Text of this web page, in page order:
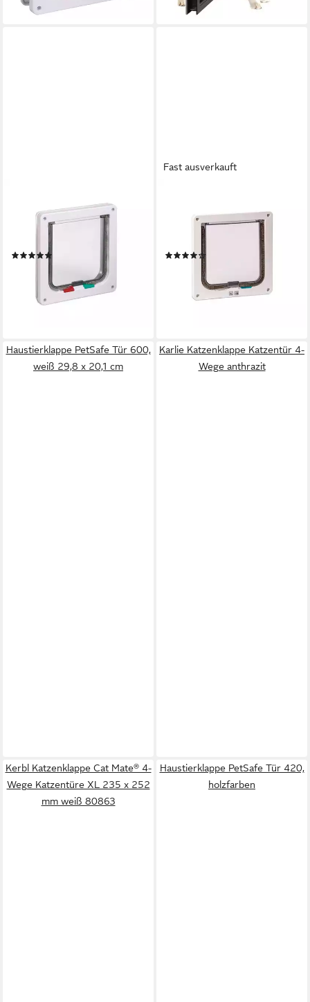
lieferbar - in 6-7 Werktagen bei dir
Katzenklappe Karlie Flamingo
Katzentür Porta 4-Wege-
Verschluss Farbe: Weiß
lieferbar - in 9-11 Werktagen bei
Fast ausverkauft
Katzentür Porta 2-Wege-
Verschluss Farbe: Weiß
ab 14,38 €
lieferbar - in 3-4 Werktagen bei dir
Haustierklappe PetSafe Tür 600,
weiß 29,8 x 20,1 cm
Karlie Katzenklappe Katzentür 4-
Wege anthrazit
Kerbl Katzenklappe Cat Mate® 4-
Wege Katzentüre XL 235 x 252
mm weiß 80863
Haustierklappe PetSafe Tür 420,
holzfarben